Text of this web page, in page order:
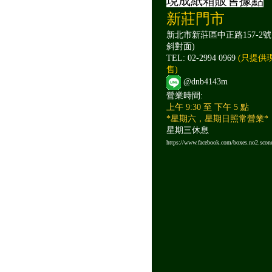
新莊門市
新北市新莊區中正路157-2
斜對面)
TEL: 02-2994 0969 (只提供
售)
@dnb4143m
營業時間:
上午 9:30 至 下午 5 點
*星期六，星期日照常營業*
星期三休息
https://www.facebook.com/